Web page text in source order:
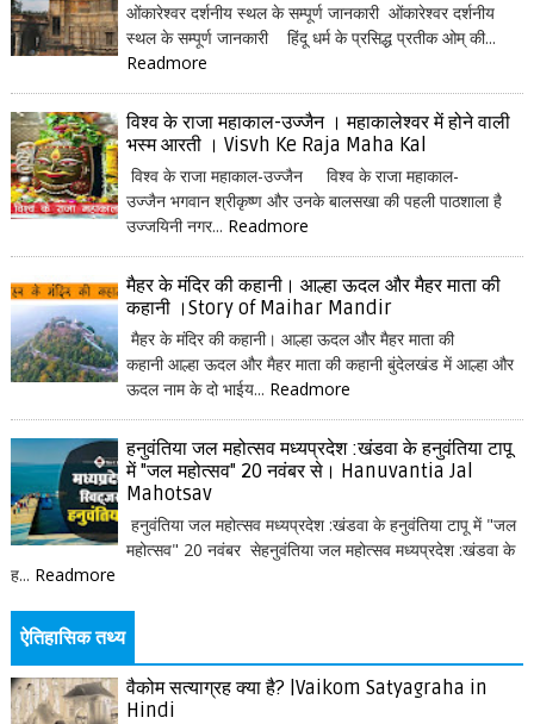
ओंकारेश्वर दर्शनीय स्थल के सम्पूर्ण जानकारी ओंकारेश्वर दर्शनीय
स्थल के सम्पूर्ण जानकारी हिंदू धर्म के प्रसिद्ध प्रतीक ओम् की...
Readmore
विश्व के राजा महाकाल-उज्जैन । महाकालेश्वर में होने वाली
भस्म आरती । Visvh Ke Raja Maha Kal
विश्व के राजा महाकाल-उज्जैन विश्व के राजा महाकाल-
उज्जैन भगवान श्रीकृष्ण और उनके बालसखा की पहली पाठशाला है
उज्जयिनी नगर... Readmore
मैहर के मंदिर की कहानी। आल्हा ऊदल और मैहर माता की
कहानी ।Story of Maihar Mandir
मैहर के मंदिर की कहानी। आल्हा ऊदल और मैहर माता की
कहानी आल्हा ऊदल और मैहर माता की कहानी बुंदेलखंड में आल्हा और
ऊदल नाम के दो भाईय... Readmore
हनुवंतिया जल महोत्सव मध्यप्रदेश :खंडवा के हनुवंतिया टापू
में "जल महोत्सव" 20 नवंबर से। Hanuvantia Jal
Mahotsav
हनुवंतिया जल महोत्सव मध्यप्रदेश :खंडवा के हनुवंतिया टापू में "जल
महोत्सव" 20 नवंबर सेहनुवंतिया जल महोत्सव मध्यप्रदेश :खंडवा के
ह... Readmore
ऐतिहासिक तथ्य
वैकोम सत्याग्रह क्या है? |Vaikom Satyagraha in
Hindi